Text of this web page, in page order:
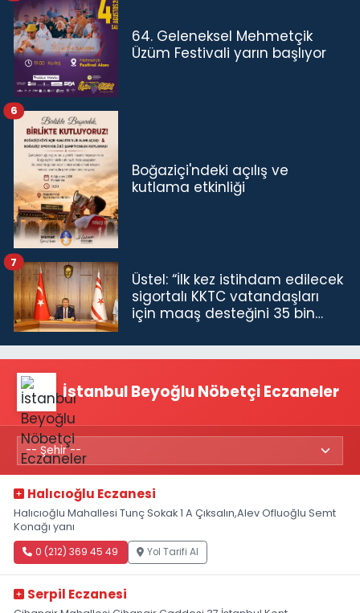
64. Geleneksel Mehmetçik
Üzüm Festivali yarın başlıyor
Boğaziçi'ndeki açılış ve
kutlama etkinliği
6
Üstel: “İlk kez istihdam edilecek
sigortalı KKTC vatandaşları
için maaş desteğini 35 bin
7
İstanbul Beyoğlu Nöbetçi Eczaneler
Halıcıoğlu Eczanesi
Halıcıoğlu Mahallesi Tunç Sokak 1 A Çıksalın,Alev Ofluoğlu Semt
Konağı yanı
0 (212) 369 45 49 Yol Tarifi Al
Serpil Eczanesi